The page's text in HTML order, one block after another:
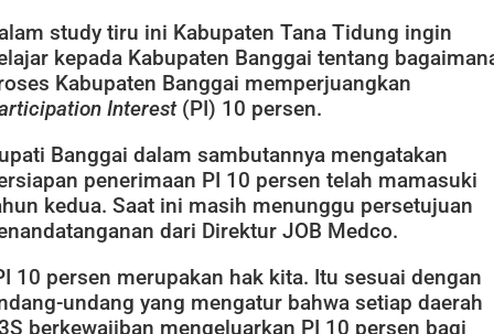
study tiru ini Kabupaten Tana Tidung ingin
kepada Kabupaten Banggai tentang
Kabupaten Banggai memperjuangkan
Interest(PI) 10 persen.
Banggai dalam sambutannya mengatakan
penerimaan PI 10 persen telah mamasuki
kedua. Saat ini masih menunggu persetujuan
dari Direktur JOB Medco.
10 persen merupakan hak kita. Itu sesuai dengan
undang yang mengatur bahwa setiap daerah
berkewajiban mengeluarkan PI 10 persen bagi